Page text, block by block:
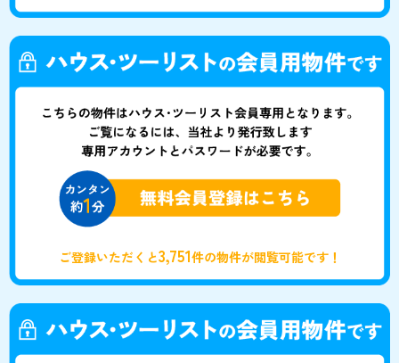
ご登録いただくと3,751件の物件が閲覧可能です！